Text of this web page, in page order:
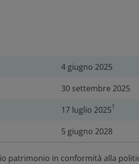
4 giugno 2025
30 settembre 2025
17 luglio 20251
5 giugno 2028
patrimonio in conformità alla